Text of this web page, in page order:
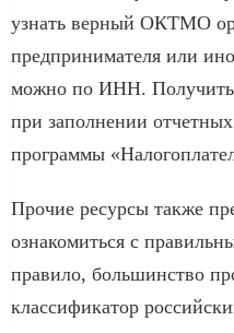
узнать верный ОКТМО
предпринимателя или
можно по ИНН.
при заполнении
программы
Прочие ресурсы также
ознакомиться с
правило, большинство
классификатор